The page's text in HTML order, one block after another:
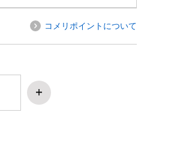
コメリポイントについて